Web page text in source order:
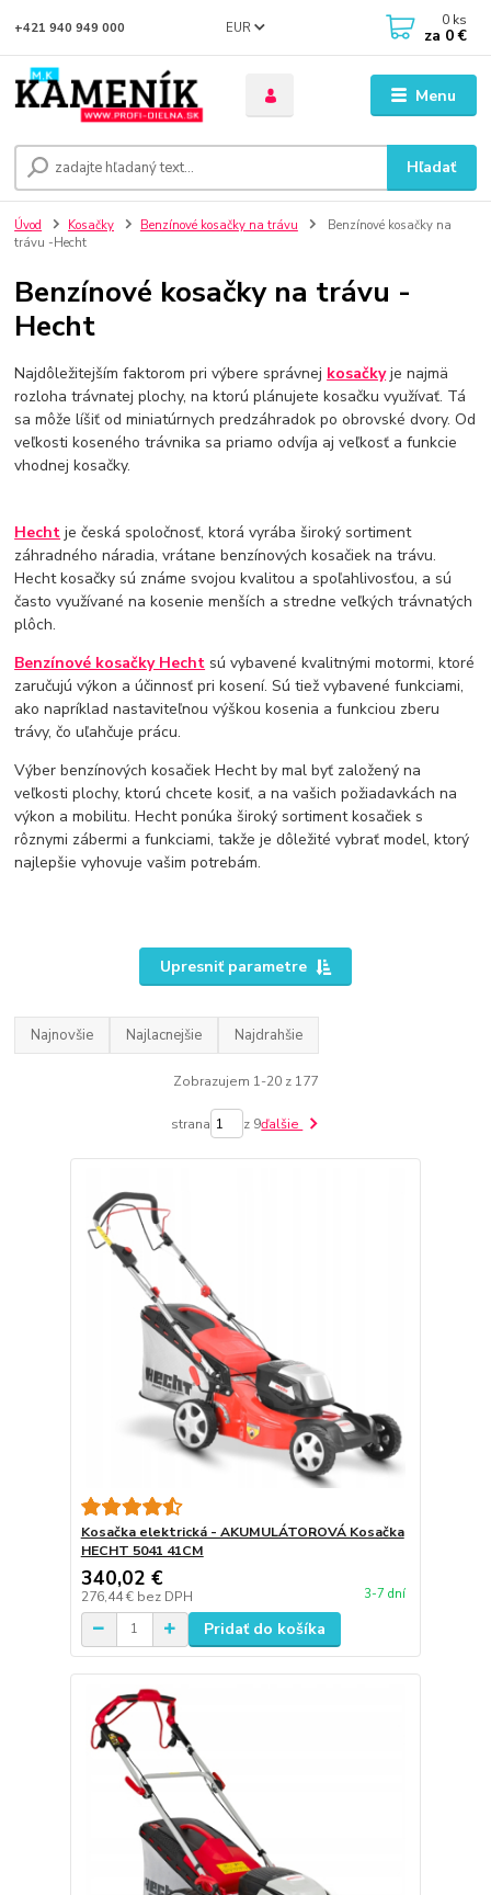
Menu
EUR
Hľadať
+421 940 949 000 0 ks
za 0 €
Úvod Kosačky Benzínové kosačky na trávu
Benzínové kosačky na
trávu -Hecht
Benzínové kosačky na trávu -
Hecht
Najdôležitejším faktorom pri výbere správnej kosačkyje najmä
rozloha trávnatej plochy, na ktorú plánujete kosačku využívať. Tá
sa môže líšiť od miniatúrnych predzáhradok po obrovské dvory. Od
veľkosti koseného trávnika sa priamo odvíja aj veľkosť a funkcie
vhodnej kosačky.
Hecht je česká spoločnosť, ktorá vyrába široký sortiment
záhradného náradia, vrátane benzínových kosačiek na trávu.
Hecht kosačky sú známe svojou kvalitou a spoľahlivosťou, a sú
často využívané na kosenie menších a stredne veľkých trávnatých
plôch.
Benzínové kosačky Hecht sú vybavené kvalitnými motormi, ktoré
zaručujú výkon a účinnosť pri kosení. Sú tiež vybavené funkciami,
ako napríklad nastaviteľnou výškou kosenia a funkciou zberu
trávy, čo uľahčuje prácu.
Výber benzínových kosačiek Hecht by mal byť založený na
veľkosti plochy, ktorú chcete kosiť, a na vašich požiadavkách na
výkon a mobilitu. Hecht ponúka široký sortiment kosačiek s
rôznymi zábermi a funkciami, takže je dôležité vybrať model, ktorý
najlepšie vyhovuje vašim potrebám.
Upresniť parametre
Najnovšie Najlacnejšie Najdrahšie
Zobrazujem 1-20 z 177
strana z 9ďalšie
Kosačka elektrická - AKUMULÁTOROVÁ Kosačka
HECHT 5041 41CM
340,02 €
276,44 € bez DPH 3-7 dní
Pridať do košíka